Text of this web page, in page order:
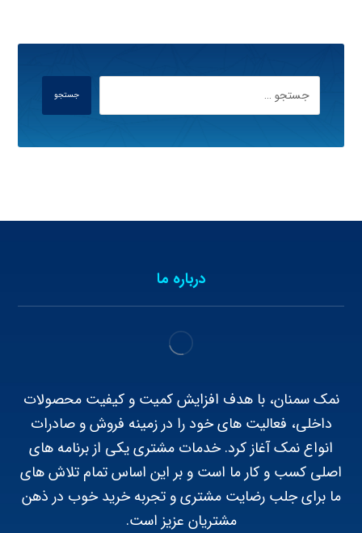
جستجو
درباره ما
نمک سمنان، با هدف افزایش کمیت و کیفیت محصولات
داخلی، فعالیت های خود را در زمینه فروش و صادرات
انواع نمک آغاز کرد. خدمات مشتری یکی از برنامه های
اصلی کسب و کار ما است و بر این اساس تمام تلاش های
ما برای جلب رضایت مشتری و تجربه خرید خوب در ذهن
مشتریان عزیز است.